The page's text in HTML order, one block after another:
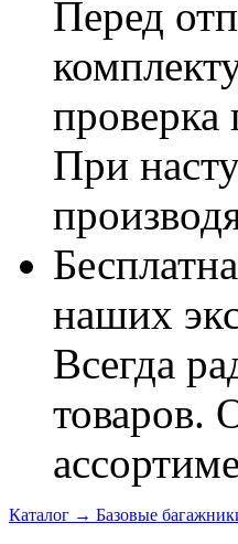
Перед
проверка
При
наших
Всегда
товаров.
Каталог → Базовые